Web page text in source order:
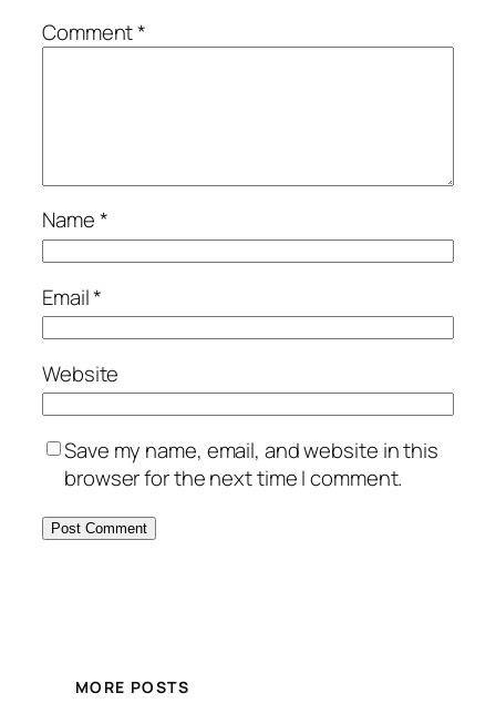
Comment*
Name*
Email*
Website
Save my name, email, and website in this
browser for the next time I comment.
MORE POSTS